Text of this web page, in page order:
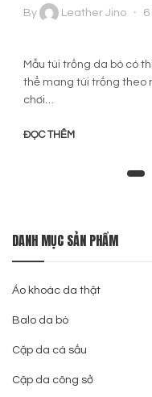
By Leather Jino 6
Mẫu túi trống da bò có
thể mang túi trống theo
chơi…
ĐỌC THÊM
DANH MỤC SẢN PHẨM
Áo khoác da thật
Balo da bò
Cặp da cá sấu
Cặp da công sở